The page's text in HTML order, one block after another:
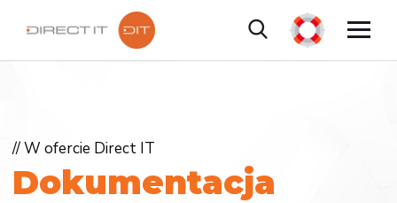
Dokumentacja
// W ofercie Direct IT